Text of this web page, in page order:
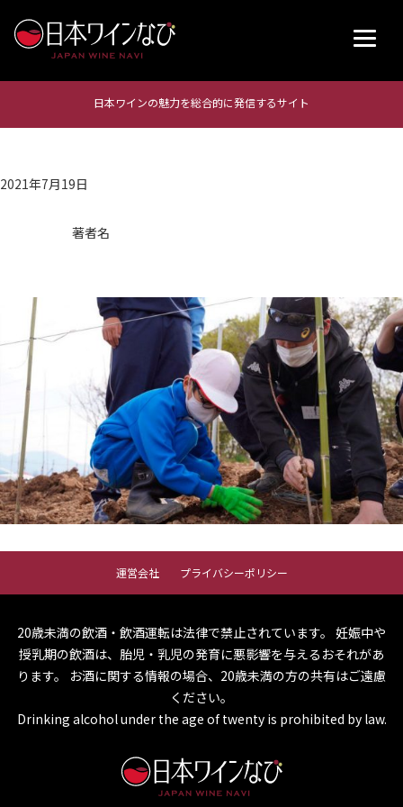
日本ワインの魅力を総合的に発信するサイト
2021年7月19日
著者名
運営会社 プライバシーポリシー
20歳未満の飲酒・飲酒運転は法律で禁止されています。 妊娠中や
授乳期の飲酒は、胎児・乳児の発育に悪影響を与えるおそれがあ
ります。
お酒に関する情報の場合、20歳未満の方の共有はご遠慮
ください。
Drinking alcohol under the age of twenty is prohibited by law.